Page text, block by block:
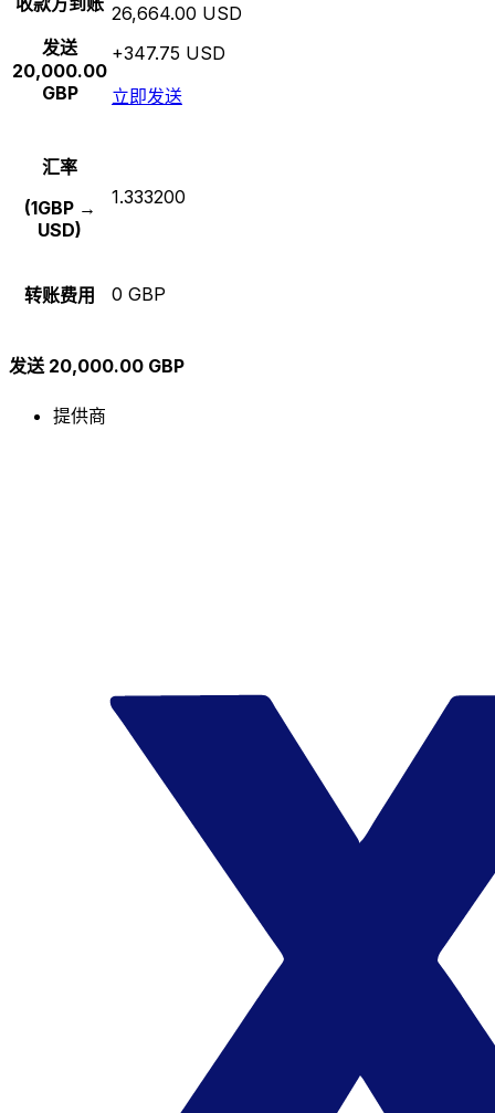
发送
20,000.00
GBP
26,664.00 USD
+347.75 USD
立即发送
汇率
(1GBP →
USD)
1.333200
转账费用 0 GBP
发送 20,000.00 GBP
提供商